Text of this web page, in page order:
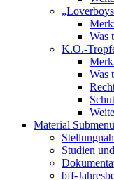
Was
K.O.-
Was
Material
Studien
bff-